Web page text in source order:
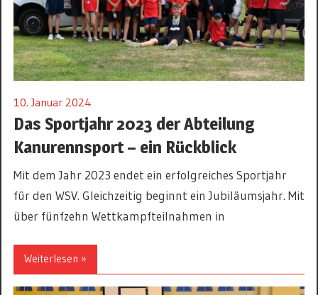
10. Januar 2024
Das Sportjahr 2023 der Abteilung
Kanurennsport – ein Rückblick
Mit dem Jahr 2023 endet ein erfolgreiches Sportjahr
für den WSV. Gleichzeitig beginnt ein Jubiläumsjahr. Mit
über fünfzehn Wettkampfteilnahmen in
Weiterlesen »